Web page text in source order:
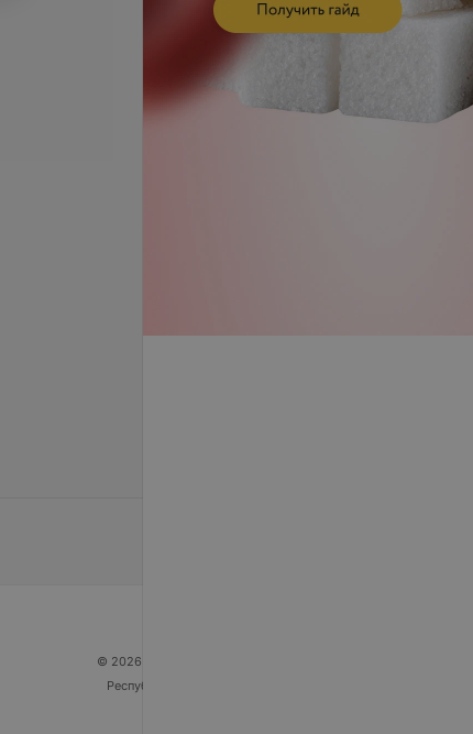
© 2026 ООО «Артокс Лаб», УНП 191700409
Республика Беларусь, г. Минск, улица Толбухина, 2,